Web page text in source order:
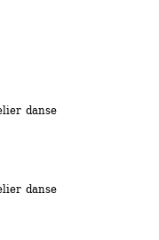
danse
danse